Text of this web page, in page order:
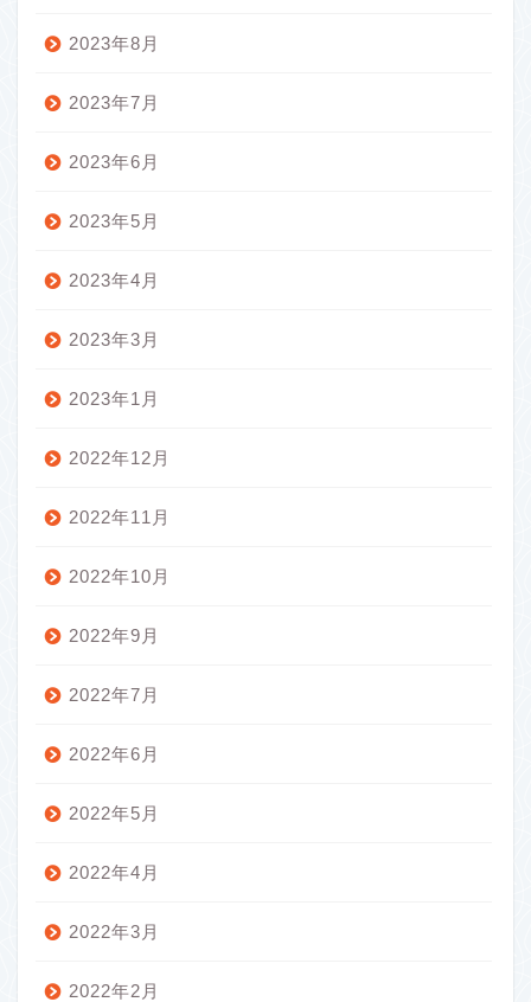
2023年8月
2023年7月
2023年6月
2023年5月
2023年4月
2023年3月
2023年1月
2022年12月
2022年11月
2022年10月
2022年9月
2022年7月
2022年6月
2022年5月
2022年4月
2022年3月
2022年2月